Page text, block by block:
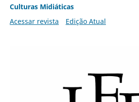
Culturas Midiáticas
Acessar revista
Edição Atual